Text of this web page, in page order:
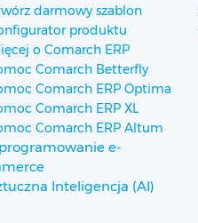
darmowy szablon
produktu
o Comarch ERP
Comarch Betterfly
Comarch ERP Optima
Comarch ERP XL
Comarch ERP Altum
e-
Inteligencja (AI)